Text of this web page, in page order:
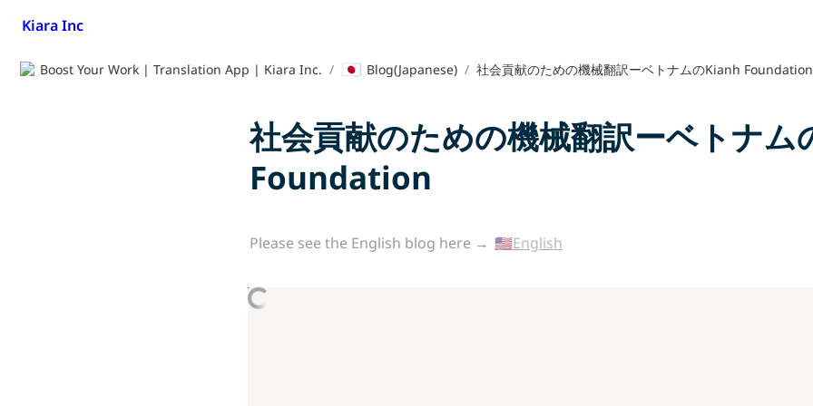
Kiara Inc
Boost Your Work | Translation App | Kiara Inc. / 🇯🇵 Blog(Japanese) / 社会貢献のための機械翻訳ーベトナムのKianh Foundation
社会貢献のための機械翻訳ーベトナ
Foundation
Please see the English blog here → 🇺🇸English